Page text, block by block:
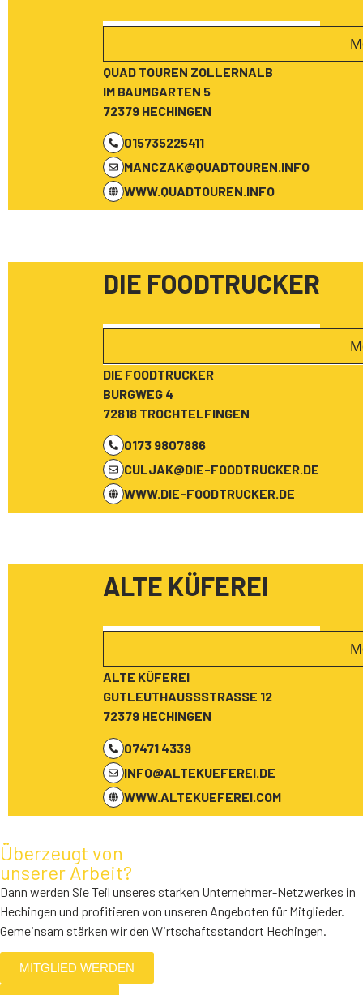
QUAD TOUREN ZOLLERNALB
IM BAUMGARTEN 5
72379 HECHINGEN
015735225411
MANCZAK@QUADTOUREN.INFO
WWW.QUADTOUREN.INFO
DIE FOODTRUCKER
DIE FOODTRUCKER
BURGWEG 4
72818 TROCHTELFINGEN
0173 9807886
CULJAK@DIE-FOODTRUCKER.DE
WWW.DIE-FOODTRUCKER.DE
ALTE KÜFEREI
ALTE KÜFEREI
GUTLEUTHAUSSSTRASSE 12
72379 HECHINGEN
07471 4339
INFO@ALTEKUEFEREI.DE
WWW.ALTEKUEFEREI.COM
Überzeugt von
unserer Arbeit?
Dann werden Sie Teil unseres starken Unternehmer-Netzwerkes in
Hechingen und profitieren von unseren Angeboten für Mitglieder.
Gemeinsam stärken wir den Wirtschaftsstandort Hechingen.
MITGLIED WERDEN